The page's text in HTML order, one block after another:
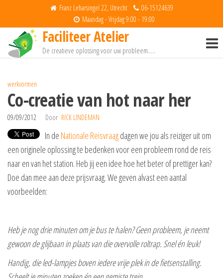
inhoud
Franz Leharsingel 22, Utrecht
06-15124639
Maandag - Vrijdag 9:00 - 19:00
Faciliteer Atelier
De creatieve oplossing voor uw probleem…..
werkvormen
Co-creatie van hot naar her
09/09/2012 Door RICK LINDEMAN
In de Nationale Reisvraagdagen we jou als reiziger uit om
een originele oplossing te bedenken voor een probleem rond de reis
naar en van het station. Heb jij een idee hoe het beter of prettiger kan?
Doe dan mee aan deze prijsvraag. We geven alvast een aantal
voorbeelden:
Heb je nog drie minuten om je bus te halen? Geen probleem, je neemt
gewoon de glijbaan in plaats van die overvolle roltrap. Snel én leuk!
Handig, die led-lampjes boven iedere vrije plek in de fietsenstalling.